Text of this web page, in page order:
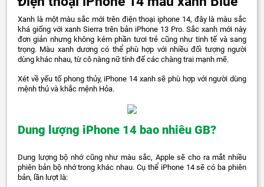
Xanh là một màu sắc mới trên điện thoại iphone 14, đây là màu sắc
khá giống với xanh Sierra trên bản iPhone 13 Pro. Sắc xanh mới này
đơn giản nhưng không kém phần tươi trẻ cũng như tinh tế và sang
trọng. Màu xanh dương có thể phù hợp với nhiều đối tượng người
dùng khác nhau, từ cô nàng nữ tính đế các chàng trai mạnh mẽ.
Xét về yếu tố phong thủy, iPhone 14 xanh sẽ phù hợp với người dùng
mệnh thủ và khắc mệnh Hỏa.
Dung lượng iPhone 14 bao nhiêu GB?
Dung lượng bộ nhớ cũng như màu sắc, Apple sẽ cho ra mắt nhiều
phiên bản bộ nhớ trong khác nhau. Cụ thể iPhone 14 sẽ có ba phiên
bản, lần lượt là: